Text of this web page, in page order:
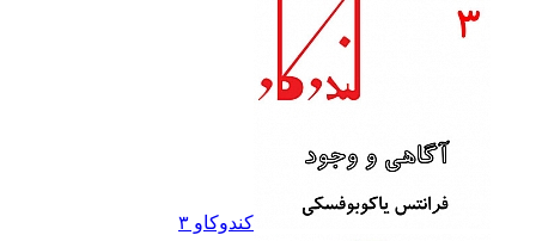
کندوکاو ۳